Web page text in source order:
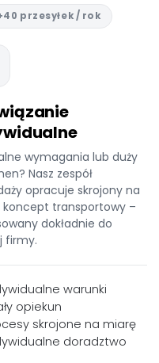
przesyłek / rok
wymagania lub duży
Nasz zespół
opracuje skrojony na
transportowy –
dokładnie do
firmy.
warunki
opiekun
skrojone na miarę
doradztwo